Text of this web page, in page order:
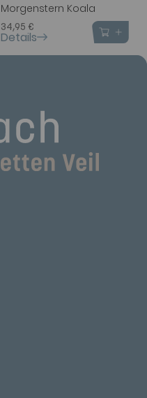
Morgenstern Koala
34,95 €
Details